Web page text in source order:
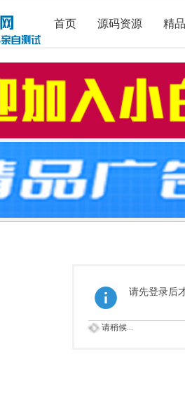
首页 源码资源 精
请先登录后
请稍候...